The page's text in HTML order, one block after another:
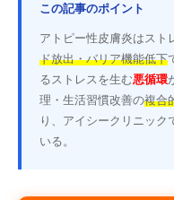
この記事のポイント
アトピー性皮膚炎はスト
ド放出・バリア機能低下
るストレスを生む悪循環
理・生活習慣改善の複合
り、アイシークリニック
いる。